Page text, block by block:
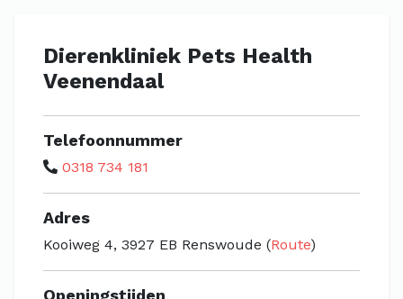
Dierenkliniek Pets Health
Veenendaal
Telefoonnummer
0318 734 181
Adres
Kooiweg 4, 3927 EB Renswoude (Route)
Openingstijden